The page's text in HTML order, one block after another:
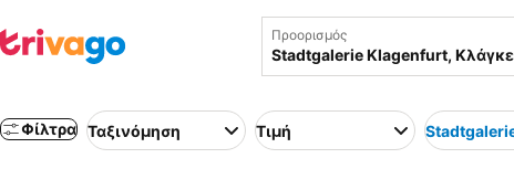
Προορισμός
Φίλτρα Ταξινόμηση Τιμή